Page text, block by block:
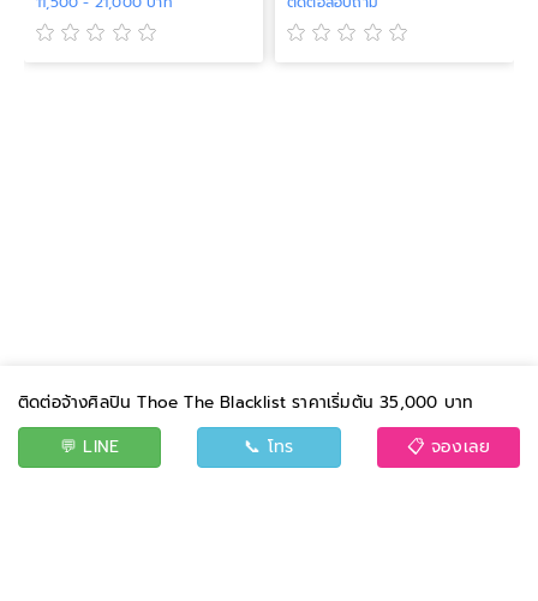
ติดต่อจ้างศิลปิน Thoe The Blacklist ราคาเริ่มต้น 35,000 บาท
💬 LINE
📞 โทร 📋 จองเลย